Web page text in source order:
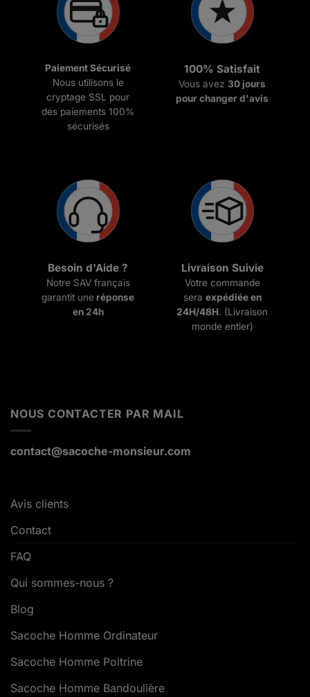
Paiement Sécurisé
Nous utilisons le
cryptage SSL pour
des paiements 100%
sécurisés
100% Satisfait
Vous avez 30 jours
pour changer d'avis
Besoin d'Aide ?
Notre SAV français
garantit une réponse
en 24h
Livraison Suivie
Votre commande
sera expédiée en
24H/48H. (Livraison
monde entier)
NOUS CONTACTER PAR MAIL
contact@sacoche-monsieur.com
Avis clients
Contact
FAQ
Qui sommes-nous ?
Blog
Sacoche Homme Ordinateur
Sacoche Homme Poitrine
Sacoche Homme Bandoulière